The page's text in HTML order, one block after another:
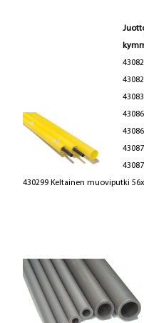
430299 Keltainen muoviputki